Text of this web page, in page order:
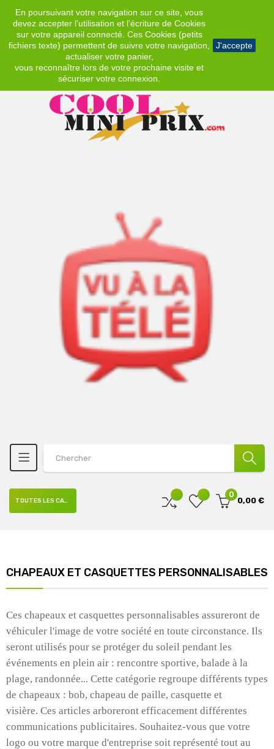
En poursuivant votre navigation sur ce site, vous
devez accepter l’utilisation et l'écriture de Cookies
sur votre appareil connecté. Ces Cookies (petits
fichiers texte) permettent de suivre votre navigation,
actualiser votre panier,
vous reconnaître lors de votre prochaine visite et
sécuriser votre connexion.
J'accepte
EUR
0
0,00 €
TOUTES LES CATÉGORIES
CHAPEAUX ET CASQUETTES PERSONNALISABLES
Ces chapeaux et casquettes personnalisables assureront de
véhiculer l'image de votre société en toute circonstance. Ils
seront utilisés pour se protéger du soleil pendant les
événements en plein air : rencontre sportive, balade à la
plage, randonnée... Cette catégorie regroupe différents types
de chapeaux : bob, chapeau de paille, casquette et
visière. Ces articles arboreront efficacement différentes
communications publicitaires. Souhaitez-vous que votre
logo ou votre marque d'entreprise soit représenté tout au